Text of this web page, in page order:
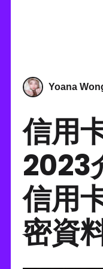
Yoana
信用
2023
信用
密資